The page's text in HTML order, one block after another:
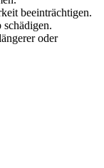
beeinträchtigen.
oder